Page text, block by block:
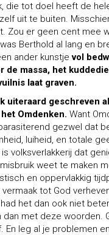
die tot doel heeft de
uit te buiten.
Zou er geen cent mee
Berthold al lang en
ander kunstjevol
de massa, het
laat graven.
uiteraard geschreven
Omdenken. Want
gezwel dat
luiheid, en totale
volksverlakkerij dat
weet te maken
en oppervlakkig
tot God
had het dan ook niet
dan met deze woorden.
En leg al je problemen